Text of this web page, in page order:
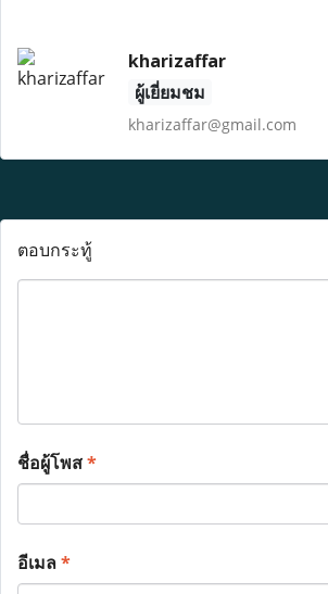
kharizaffar
ผู้เยี่ยมชม
kharizaffar@gmail.com
ตอบกระทู้
ชื่อผู้โพส*
อีเมล*